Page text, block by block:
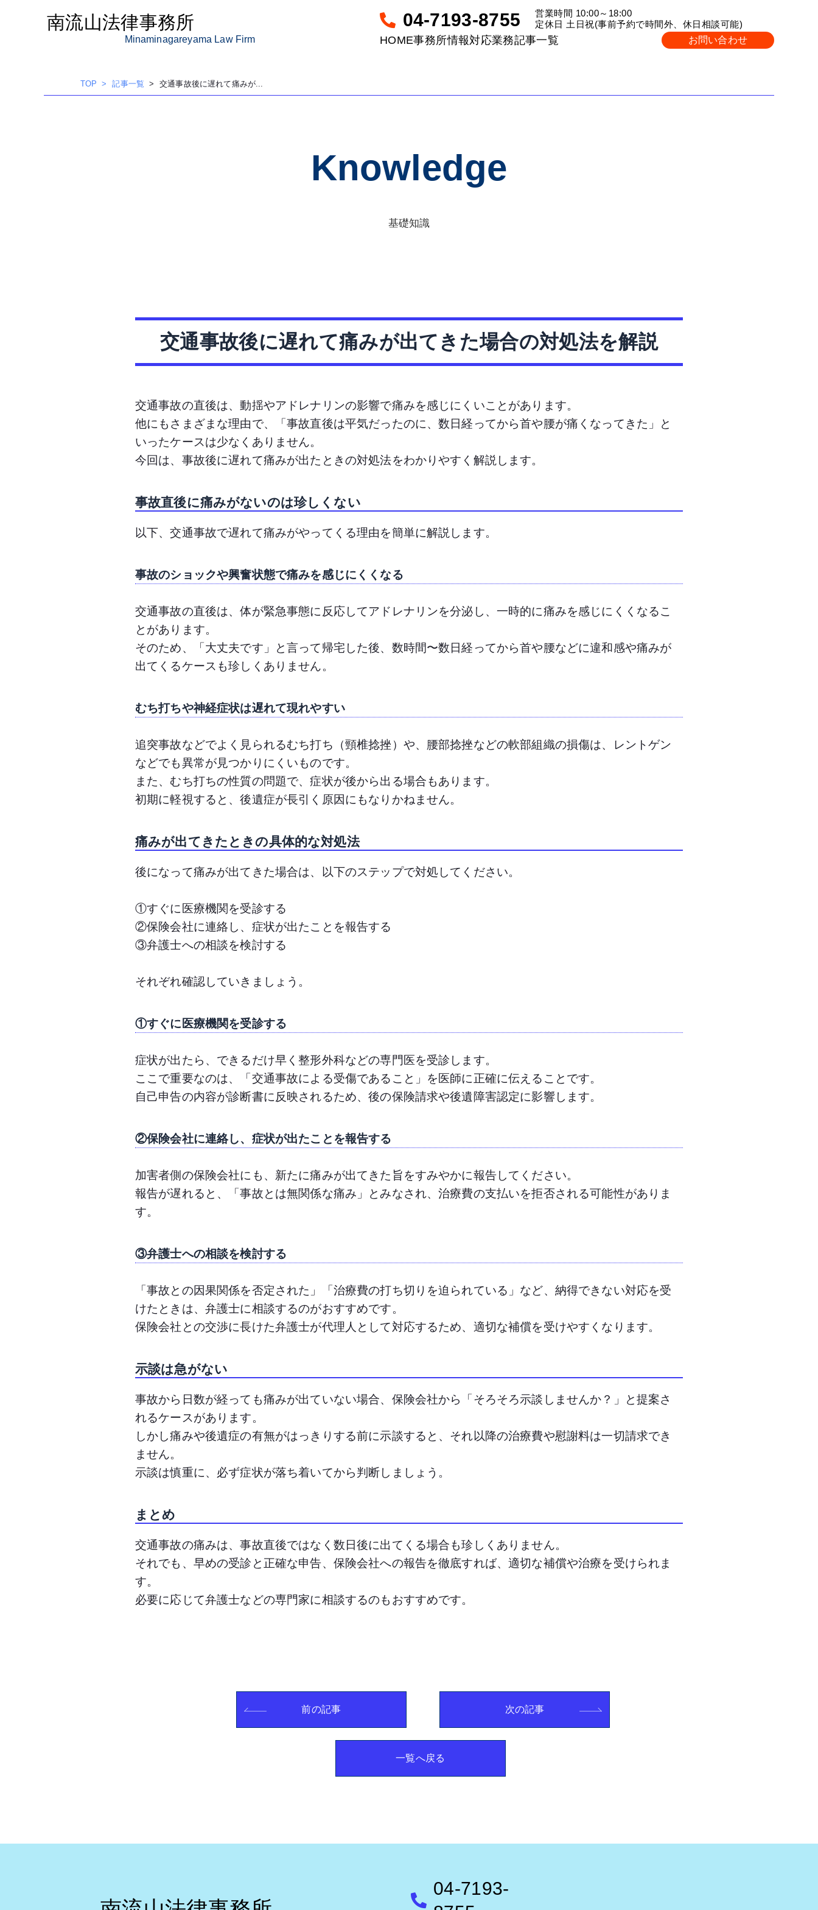
南流山法律事務所
Minaminagareyama Law Firm
04-7193-8755
営業時間 10:00～18:00
定休日 土日祝(事前予約で時間外、休日相談可能)
HOME事務所情報対応業務記事一覧 お問い合わせ
TOP 記事一覧 交通事故後に遅れて痛みが...
Knowledge
基礎知識
交通事故後に遅れて痛みが出てきた場合の対処法を解説
交通事故の直後は、動揺やアドレナリンの影響で痛みを感じにくいことがあります。
他にもさまざまな理由で、「事故直後は平気だったのに、数日経ってから首や腰が痛くなってきた」と
いったケースは少なくありません。
今回は、事故後に遅れて痛みが出たときの対処法をわかりやすく解説します。
事故直後に痛みがないのは珍しくない
以下、交通事故で遅れて痛みがやってくる理由を簡単に解説します。
事故のショックや興奮状態で痛みを感じにくくなる
交通事故の直後は、体が緊急事態に反応してアドレナリンを分泌し、一時的に痛みを感じにくくなるこ
とがあります。
そのため、「大丈夫です」と言って帰宅した後、数時間〜数日経ってから首や腰などに違和感や痛みが
出てくるケースも珍しくありません。
むち打ちや神経症状は遅れて現れやすい
追突事故などでよく見られるむち打ち（頸椎捻挫）や、腰部捻挫などの軟部組織の損傷は、レントゲン
などでも異常が見つかりにくいものです。
また、むち打ちの性質の問題で、症状が後から出る場合もあります。
初期に軽視すると、後遺症が長引く原因にもなりかねません。
痛みが出てきたときの具体的な対処法
後になって痛みが出てきた場合は、以下のステップで対処してください。
①すぐに医療機関を受診する
②保険会社に連絡し、症状が出たことを報告する
③弁護士への相談を検討する
それぞれ確認していきましょう。
①すぐに医療機関を受診する
症状が出たら、できるだけ早く整形外科などの専門医を受診します。
ここで重要なのは、「交通事故による受傷であること」を医師に正確に伝えることです。
自己申告の内容が診断書に反映されるため、後の保険請求や後遺障害認定に影響します。
②保険会社に連絡し、症状が出たことを報告する
加害者側の保険会社にも、新たに痛みが出てきた旨をすみやかに報告してください。
報告が遅れると、「事故とは無関係な痛み」とみなされ、治療費の支払いを拒否される可能性がありま
す。
③弁護士への相談を検討する
「事故との因果関係を否定された」「治療費の打ち切りを迫られている」など、納得できない対応を受
けたときは、弁護士に相談するのがおすすめです。
保険会社との交渉に長けた弁護士が代理人として対応するため、適切な補償を受けやすくなります。
示談は急がない
事故から日数が経っても痛みが出ていない場合、保険会社から「そろそろ示談しませんか？」と提案さ
れるケースがあります。
しかし痛みや後遺症の有無がはっきりする前に示談すると、それ以降の治療費や慰謝料は一切請求でき
ません。
示談は慎重に、必ず症状が落ち着いてから判断しましょう。
まとめ
交通事故の痛みは、事故直後ではなく数日後に出てくる場合も珍しくありません。
それでも、早めの受診と正確な申告、保険会社への報告を徹底すれば、適切な補償や治療を受けられま
す。
必要に応じて弁護士などの専門家に相談するのもおすすめです。
前の記事 次の記事
一覧へ戻る
04-7193-